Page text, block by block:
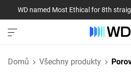
WD named Most Ethical for 8th
Domů Všechny produkty